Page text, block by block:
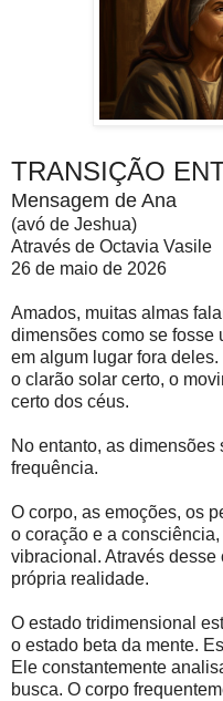
TRANSIÇÃO
Mensagem de Ana
(avó de Jeshua)
Através de Octavia Vasile
26 de maio de 2026
Amados, muitas almas
dimensões como se fosse
em algum lugar fora
o clarão solar certo, o
certo dos céus.
No entanto, as
frequência.
O corpo, as emoções, os
o coração e a
vibracional. Através desse
própria realidade.
O estado tridimensional
o estado beta da mente.
Ele constantemente
busca. O corpo